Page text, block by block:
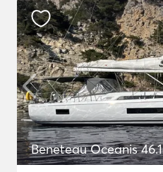
Beneteau Oceanis 46.1